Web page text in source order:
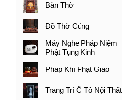
Bàn Thờ
Đồ Thờ Cúng
Máy Nghe Pháp Niệm
Phật Tụng Kinh
Pháp Khí Phật Giáo
Trang Trí Ô Tô Nội Thất